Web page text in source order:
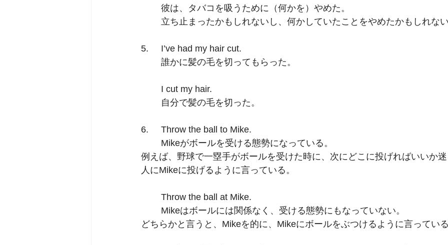
	彼は、タバコを吸うために（何かを）やめた。
立ち止まったかもしれないし、何かしていたことをやめたかもしれない
5.  	I’ve had my hair cut.
	誰かに髪の毛を切ってもらった。
	I cut my hair.
	自分で髪の毛を切った。
6.	Throw the ball to Mike.
	Mikeがボールを受ける態勢になっている。
例えば、野球で一塁手がボールを受けた時に、次にどこに投げればいいか
人にMikeに投げるように言っている。
	Throw the ball at Mike.
	Mikeはボールには関係なく、受ける態勢にもなっていない。
どちらかと言うと、Mikeを的に、Mikeにボールをぶつけるように言っている